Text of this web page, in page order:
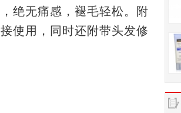
绝无痛感，褪毛轻松。附
使用，同时还附带头发修